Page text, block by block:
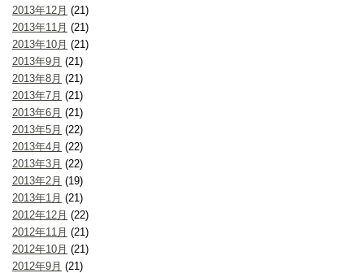
2013年12月 (21)
2013年11月 (21)
2013年10月 (21)
2013年9月 (21)
2013年8月 (21)
2013年7月 (21)
2013年6月 (21)
2013年5月 (22)
2013年4月 (22)
2013年3月 (22)
2013年2月 (19)
2013年1月 (21)
2012年12月 (22)
2012年11月 (21)
2012年10月 (21)
2012年9月 (21)